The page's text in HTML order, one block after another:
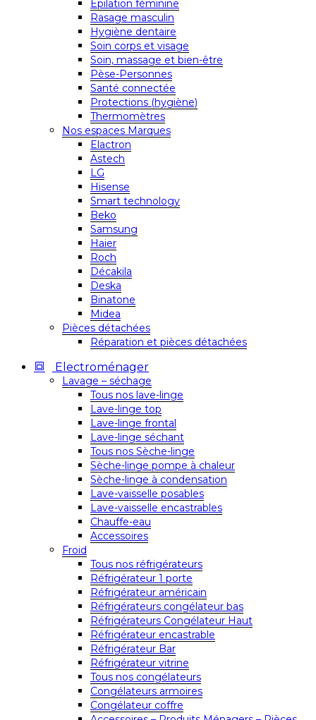
Epilation féminine
Rasage masculin
Hygiène dentaire
Soin corps et visage
Soin, massage et bien-être
Pèse-Personnes
Santé connectée
Protections (hygiène)
Thermomètres
Nos espaces Marques
Elactron
Astech
LG
Hisense
Smart technology
Beko
Samsung
Haier
Roch
Décakila
Deska
Binatone
Midea
Pièces détachées
Réparation et pièces détachées
Electroménager
Lavage – séchage
Tous nos lave-linge
Lave-linge top
Lave-linge frontal
Lave-linge séchant
Tous nos Sèche-linge
Sèche-linge pompe à chaleur
Sèche-linge à condensation
Lave-vaisselle posables
Lave-vaisselle encastrables
Chauffe-eau
Accessoires
Froid
Tous nos réfrigérateurs
Réfrigérateur 1 porte
Réfrigérateur américain
Réfrigérateurs congélateur bas
Réfrigérateurs Congélateur Haut
Réfrigérateur encastrable
Réfrigérateur Bar
Réfrigérateur vitrine
Tous nos congélateurs
Congélateurs armoires
Congélateur coffre